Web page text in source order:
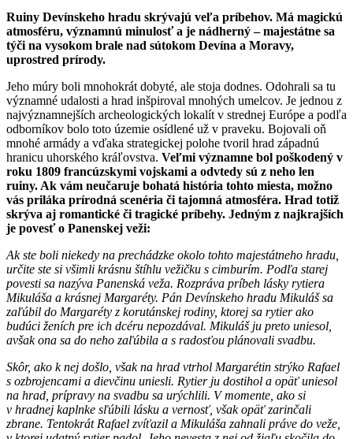
Ruiny Devínskeho hradu skrývajú veľa príbehov. Má magickú
atmosféru, významnú minulosť a je nádherný – majestátne sa
týči na vysokom brale nad sútokom Devína a Moravy,
uprostred prírody.
Jeho múry boli mnohokrát dobyté, ale stoja dodnes. Odohrali sa tu
významné udalosti a hrad inšpiroval mnohých umelcov. Je jednou z
najvýznamnejších archeologických lokalít v strednej Európe a podľa
odborníkov bolo toto územie osídlené už v praveku. Bojovali oň
mnohé armády a vďaka strategickej polohe tvoril hrad západnú
hranicu uhorského kráľovstva. Veľmi významne bol poškodený v
roku 1809 francúzskymi vojskami a odvtedy sú z neho len
ruiny. Ak vám neučaruje bohatá história tohto miesta, možno
vás priláka prírodná scenéria či tajomná atmosféra. Hrad totiž
skrýva aj romantické či tragické príbehy. Jedným z najkrajších
je povesť o Panenskej veži:
Ak ste boli niekedy na prechádzke okolo tohto majestátneho hradu,
určite ste si všimli krásnu štíhlu vežičku s cimburím. Podľa starej
povesti sa nazýva Panenská veža. Rozpráva príbeh lásky rytiera
Mikuláša a krásnej Margaréty. Pán Devínskeho hradu Mikuláš sa
zaľúbil do Margaréty z korutánskej rodiny, ktorej sa rytier ako
budúci ženích pre ich dcéru nepozdával. Mikuláš ju preto uniesol,
avšak ona sa do neho zaľúbila a s radosťou plánovali svadbu.
Skôr, ako k nej došlo, však na hrad vtrhol Margarétin strýko Rafael
s ozbrojencami a dievčinu uniesli. Rytier ju dostihol a opäť uniesol
na hrad, prípravy na svadbu sa urýchlili. V momente, ako si
v hradnej kaplnke sľúbili lásku a vernosť, však opäť zarinčali
zbrane. Tentokrát Rafael zvíťazil a Mikuláša zahnali práve do veže,